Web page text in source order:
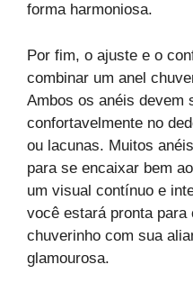
forma harmoniosa.
Por fim, o ajuste e o
combinar um anel
Ambos os anéis devem
confortavelmente no
ou lacunas. Muitos
para se encaixar bem
um visual contínuo e
você estará pronta para
chuverinho com sua
glamourosa.